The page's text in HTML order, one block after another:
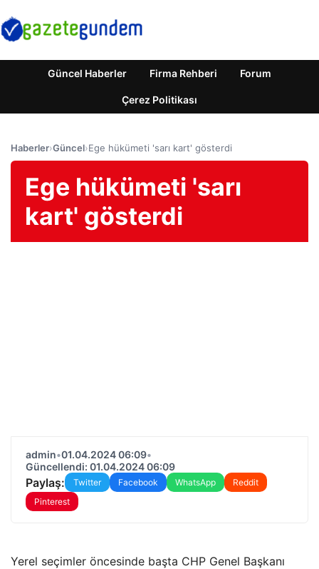
Güncel Haberler Firma Rehberi Forum
Çerez Politikası
Haberler›Güncel›Ege hükümeti 'sarı kart' gösterdi
Ege hükümeti 'sarı
kart' gösterdi
admin•01.04.2024 06:09•
Güncellendi: 01.04.2024 06:09
Paylaş: Twitter Facebook WhatsApp
Reddit
Pinterest
Yerel seçimler öncesinde başta CHP Genel Başkanı